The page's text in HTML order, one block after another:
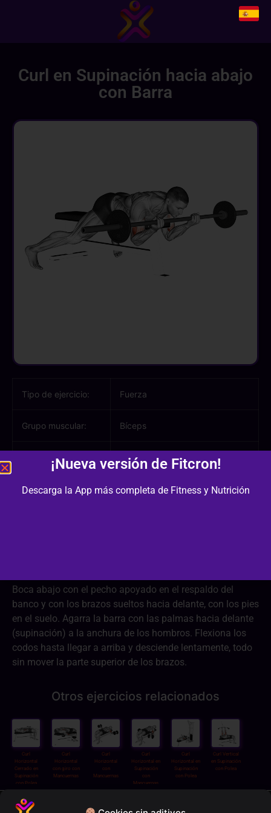
Curl en Supinación hacia abajo
con Barra
Tipo de ejercicio: Fuerza
Grupo muscular: Bíceps
Músculos
involucrados:
Antebrazo, Bíceps
Boca abajo con el pecho apoyado en el respaldo del
banco y con los brazos sueltos hacia delante, con los pies
en el suelo. Agarra la barra con las palmas hacia delante
(supinación) a la anchura de los hombros. Flexiona los
codos hasta llegar a arriba y desciende lentamente, todo
sin mover la parte superior de los brazos.
Otros ejercicios relacionados
Curl
Horizontal
Cerrado en
Supinación
con Polea
Curl
Horizontal
con giro con
Mancuernas
Curl
Horizontal
con
Mancuernas
Curl
Horizontal en
Supinación
con
Mancuernas
Curl
Horizontal en
Supinación
con Polea
Curl Vertical
en Supinación
con Polea
¡Nueva versión de Fitcron!
Descarga la App más completa de Fitness y Nutrición